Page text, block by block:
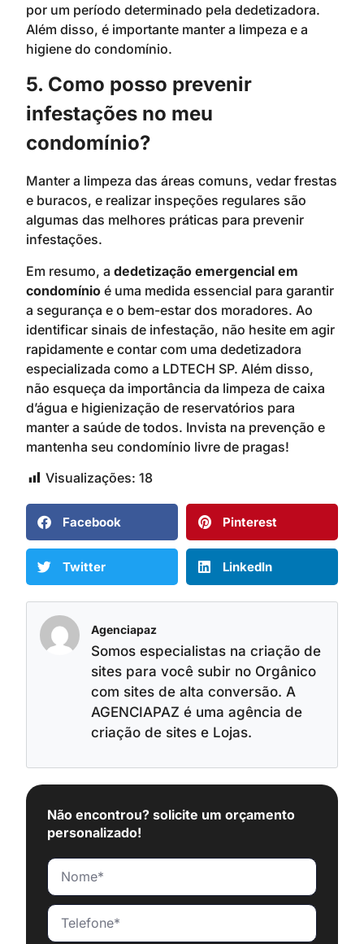
por um período determinado pela dedetizadora.
Além disso, é importante manter a limpeza e a
higiene do condomínio.
5. Como posso prevenir
infestações no meu
condomínio?
Manter a limpeza das áreas comuns, vedar frestas
e buracos, e realizar inspeções regulares são
algumas das melhores práticas para prevenir
infestações.
Em resumo, a dedetização emergencial em
condomínio é uma medida essencial para garantir
a segurança e o bem-estar dos moradores. Ao
identificar sinais de infestação, não hesite em agir
rapidamente e contar com uma dedetizadora
especializada como a LDTECH SP. Além disso,
não esqueça da importância da limpeza de caixa
d’água e higienização de reservatórios para
manter a saúde de todos. Invista na prevenção e
mantenha seu condomínio livre de pragas!
Visualizações: 18
Facebook Pinterest
Twitter LinkedIn
Agenciapaz
Somos especialistas na criação de
sites para você subir no Orgânico
com sites de alta conversão. A
AGENCIAPAZ é uma agência de
criação de sites e Lojas.
Não encontrou? solicite um orçamento
personalizado!